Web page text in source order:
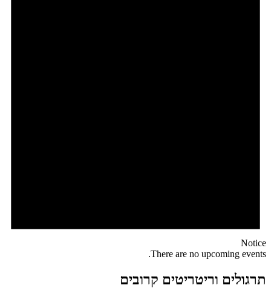
Notice
There are no upcoming events.
תרגולים וריטריטים קרובים